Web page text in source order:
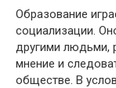
Образование
социализации.
другими людьми,
мнение и
обществе. В